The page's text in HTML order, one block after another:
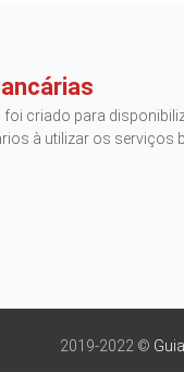
foi criado para
à utilizar os serviços
2019-2022 ©